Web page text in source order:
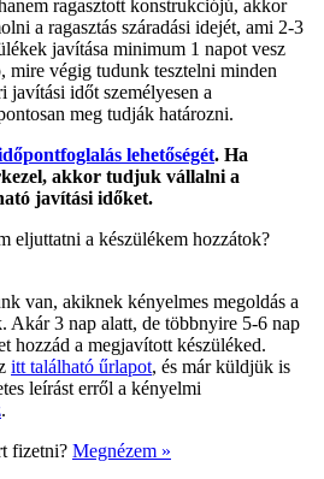
ragasztott konstrukciójú, akkor
a ragasztás száradási idejét, ami 2-3
javítása minimum 1 napot vesz
mire végig tudunk tesztelni minden
időt személyesen a
meg tudják határozni.
lehetőségét. Ha
akkor tudjuk vállalni a
javítási időket.
eljuttatni a készülékem hozzátok?
van, akiknek kényelmes megoldás a
Akár 3 nap alatt, de többnyire 5-6 nap
hozzád a megjavított készüléked.
itt található űrlapot, és már küldjük is
leírást erről a kényelmi
.
fizetni? Megnézem »